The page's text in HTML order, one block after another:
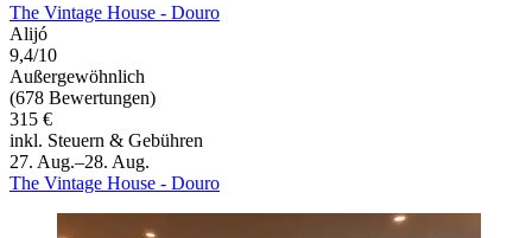
The Vintage House - Douro
Alijó
9,4/10
Außergewöhnlich
(678 Bewertungen)
315 €
inkl. Steuern & Gebühren
27. Aug.–28. Aug.
The Vintage House - Douro